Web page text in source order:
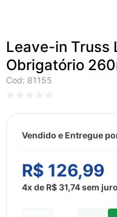
Leave-in Truss
Obrigatório
Cod: 81155
Vendido e Entregue
R$ 126,99
4x de R$31,74sem
4 º
fly
8º
10
fralda